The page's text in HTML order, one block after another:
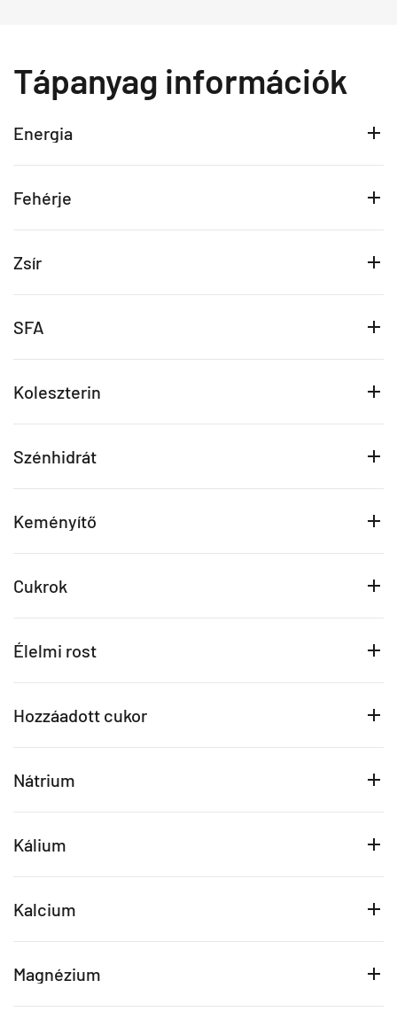
Tápanyag információk
Energia
Fehérje
Zsír
SFA
Koleszterin
Szénhidrát
Keményítő
Cukrok
Élelmi rost
Hozzáadott cukor
Nátrium
Kálium
Kalcium
Magnézium